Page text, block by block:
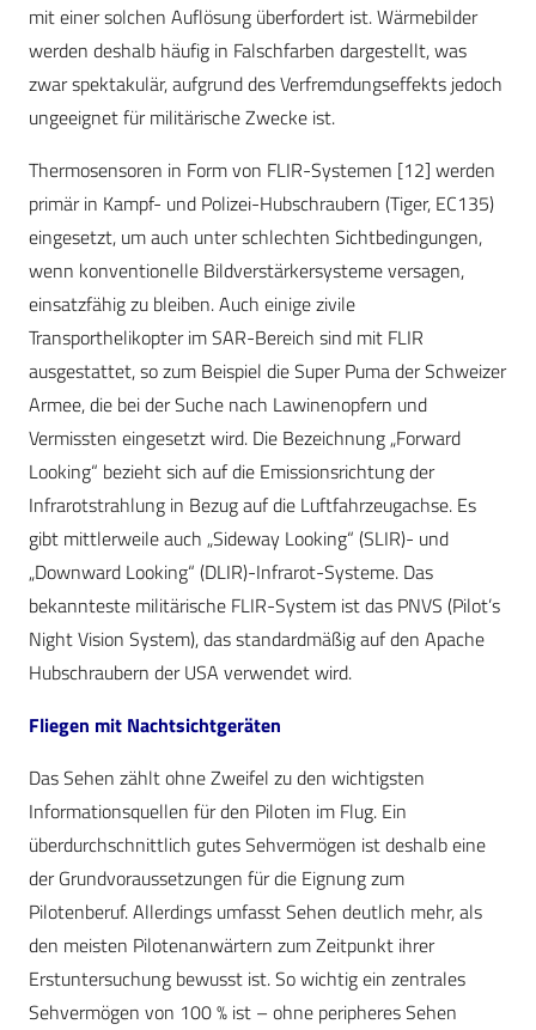
mit einer solchen Auflösung überfordert ist. Wärmebilder
werden deshalb häufig in Falschfarben dargestellt, was
zwar spektakulär, aufgrund des Verfremdungseffekts jedoch
ungeeignet für militärische Zwecke ist.
Thermosensoren in Form von FLIR-Systemen [12] werden
primär in Kampf- und Polizei-Hubschraubern (Tiger, EC135)
eingesetzt, um auch unter schlechten Sichtbedingungen,
wenn konventionelle Bildverstärkersysteme versagen,
einsatzfähig zu bleiben. Auch einige zivile
Transporthelikopter im SAR-Bereich sind mit FLIR
ausgestattet, so zum Beispiel die Super Puma der Schweizer
Armee, die bei der Suche nach Lawinenopfern und
Vermissten eingesetzt wird. Die Bezeichnung „Forward
Looking“ bezieht sich auf die Emissionsrichtung der
Infrarotstrahlung in Bezug auf die Luftfahrzeugachse. Es
gibt mittlerweile auch „Sideway Looking“ (SLIR)- und
„Downward Looking“ (DLIR)-Infrarot-Systeme. Das
bekannteste militärische FLIR-System ist das PNVS (Pilot’s
Night Vision System), das standardmäßig auf den Apache
Hubschraubern der USA verwendet wird.
Fliegen mit Nachtsichtgeräten
Das Sehen zählt ohne Zweifel zu den wichtigsten
Informationsquellen für den Piloten im Flug. Ein
überdurchschnittlich gutes Sehvermögen ist deshalb eine
der Grundvoraussetzungen für die Eignung zum
Pilotenberuf. Allerdings umfasst Sehen deutlich mehr, als
den meisten Pilotenanwärtern zum Zeitpunkt ihrer
Erstuntersuchung bewusst ist. So wichtig ein zentrales
Sehvermögen von 100 % ist – ohne peripheres Sehen